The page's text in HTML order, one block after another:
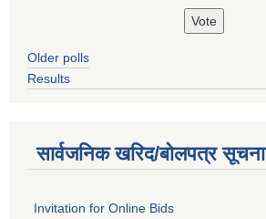
Older polls
Results
सार्वजनिक खरिद/बोलपत्र सूचना
Invitation for Online Bids